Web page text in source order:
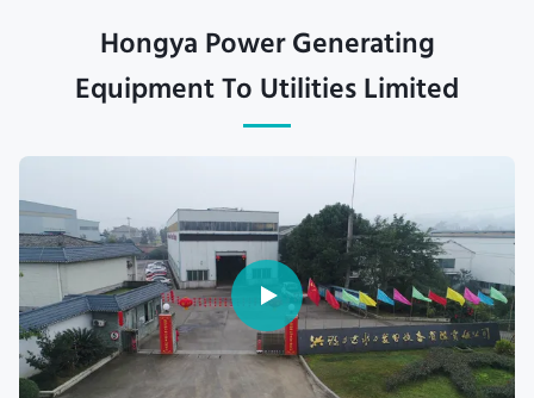
Hongya Power Generating
Equipment To Utilities Limited